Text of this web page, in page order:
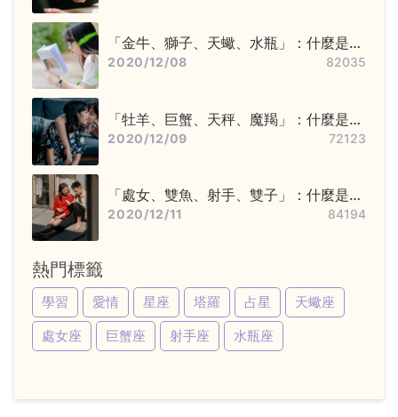
「金牛、獅子、天蠍、水瓶」：什麼是固
定星座，他們又該怎麼追？
2020/12/08 82035
「牡羊、巨蟹、天秤、魔羯」：什麼是基
本星座，他們又該怎麼追？
2020/12/09 72123
「處女、雙魚、射手、雙子」：什麼是變
動星座，他們又該怎麼追？
2020/12/11 84194
熱門標籤
學習 愛情 星座 塔羅 占星
天蠍座
處女座
巨蟹座 射手座 水瓶座